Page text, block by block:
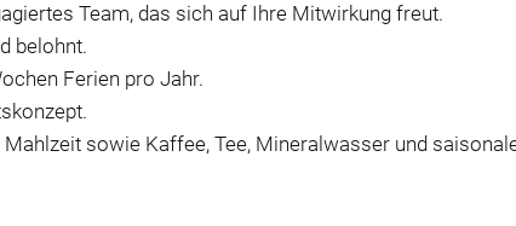
Team, das sich auf Ihre Mitwirkung freut.
belohnt.
Ferien pro Jahr.
sowie Kaffee, Tee, Mineralwasser und